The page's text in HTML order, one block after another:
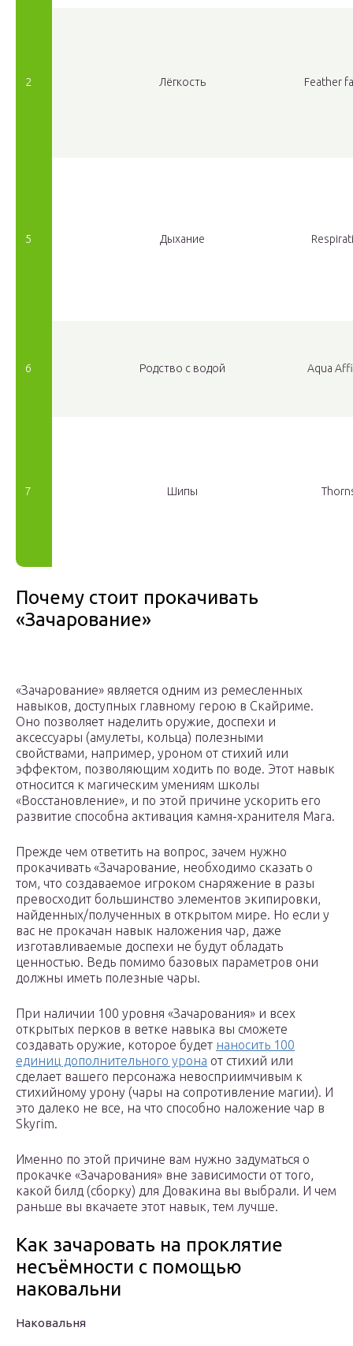
2 Лёгкость Feather
5 Дыхание
6 Родство с водой Aqua
7 Шипы
Почему стоит прокачивать
«Зачарование»
«Зачарование» является одним из ремесленных
навыков, доступных главному герою в Скайриме.
Оно позволяет наделить оружие, доспехи и
аксессуары (амулеты, кольца) полезными
свойствами, например, уроном от стихий или
эффектом, позволяющим ходить по воде. Этот навык
относится к магическим умениям школы
«Восстановление», и по этой причине ускорить его
развитие способна активация камня-хранителя Мага.
Прежде чем ответить на вопрос, зачем нужно
прокачивать «Зачарование, необходимо сказать о
том, что создаваемое игроком снаряжение в разы
превосходит большинство элементов экипировки,
найденных/полученных в открытом мире. Но если у
вас не прокачан навык наложения чар, даже
изготавливаемые доспехи не будут обладать
ценностью. Ведь помимо базовых параметров они
должны иметь полезные чары.
При наличии 100 уровня «Зачарования» и всех
открытых перков в ветке навыка вы сможете
создавать оружие, которое будет наносить 100
единиц дополнительного урона от стихий или
сделает вашего персонажа невосприимчивым к
стихийному урону (чары на сопротивление магии). И
это далеко не все, на что способно наложение чар в
Skyrim.
Именно по этой причине вам нужно задуматься о
прокачке «Зачарования» вне зависимости от того,
какой билд (сборку) для Довакина вы выбрали. И чем
раньше вы вкачаете этот навык, тем лучше.
Как зачаровать на проклятие
несъёмности с помощью
наковальни
Наковальня